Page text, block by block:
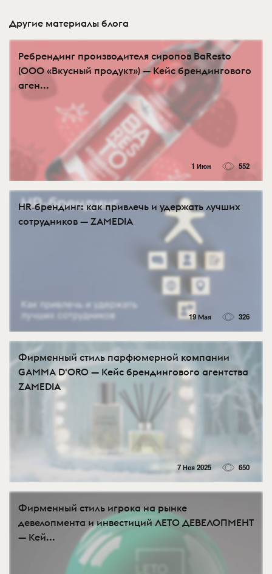
Другие материалы блога
Ребрендинг производителя сиропов BaResto
(ООО «Вкусный продукт») — Кейс брендингового
аген...
1 Июн 552
HR‑брендинг: как привлечь и удержать лучших
сотрудников — ZAMEDIA
19 Мая 326
Фирменный стиль парфюмерной компании
GAMMA D'ORO — Кейс брендингового агентства
ZAMEDIA
7 Ноя 2025 650
Фирменный стиль игрока на рынке
девелопмента и инвестиций ЛЕТО ДЕВЕЛОПМЕНТ
— Кей...